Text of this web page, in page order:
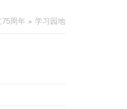
周年 学习园地